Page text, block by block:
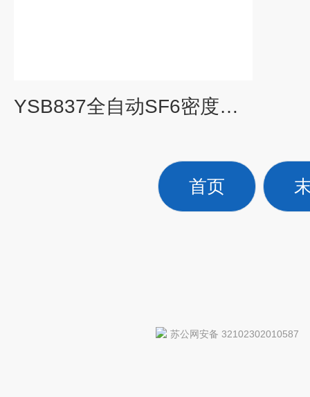
YSB837全自动SF6密度继电器检测仪
首页
苏公网安备 32102302010587